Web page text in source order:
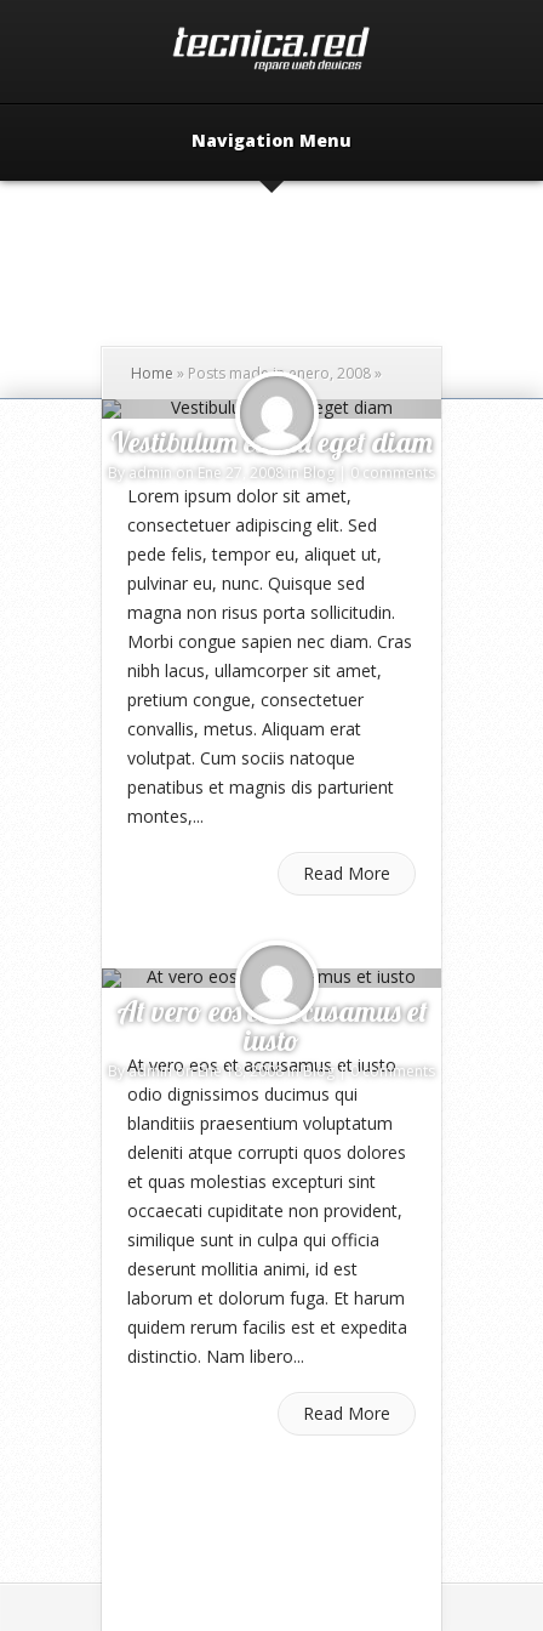
Navigation Menu
Home » Posts made in enero, 2008»
Vestibulum eu dui eget diam
By admin on Ene 27, 2008 in Blog 0 comments
Lorem ipsum dolor sit amet,
consectetuer adipiscing elit. Sed
pede felis, tempor eu, aliquet ut,
pulvinar eu, nunc. Quisque sed
magna non risus porta sollicitudin.
Morbi congue sapien nec diam. Cras
nibh lacus, ullamcorper sit amet,
pretium congue, consectetuer
convallis, metus. Aliquam erat
volutpat. Cum sociis natoque
penatibus et magnis dis parturient
montes,...
Read More
At vero eos et accusamus et
iusto
Byadminon Ene 18, 2008 inBlog|0 comments
At vero eos et accusamus et iusto
odio dignissimos ducimus qui
blanditiis praesentium voluptatum
deleniti atque corrupti quos dolores
et quas molestias excepturi sint
occaecati cupiditate non provident,
similique sunt in culpa qui officia
deserunt mollitia animi, id est
laborum et dolorum fuga. Et harum
quidem rerum facilis est et expedita
distinctio. Nam libero...
Read More